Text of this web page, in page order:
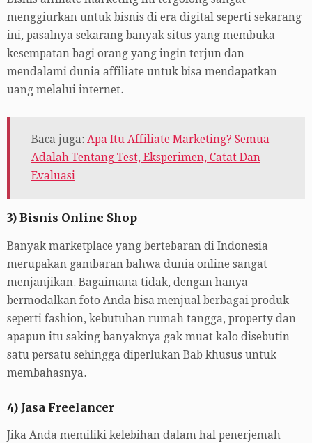
menggiurkan untuk bisnis di era digital seperti sekarang
ini, pasalnya sekarang banyak situs yang membuka
kesempatan bagi orang yang ingin terjun dan
mendalami dunia affiliate untuk bisa mendapatkan
uang melalui internet.
Baca juga: Apa Itu Affiliate Marketing? Semua
Adalah Tentang Test, Eksperimen, Catat Dan
Evaluasi
3) Bisnis Online Shop
Banyak marketplace yang bertebaran di Indonesia
merupakan gambaran bahwa dunia online sangat
menjanjikan. Bagaimana tidak, dengan hanya
bermodalkan foto Anda bisa menjual berbagai produk
seperti fashion, kebutuhan rumah tangga, property dan
apapun itu saking banyaknya gak muat kalo disebutin
satu persatu sehingga diperlukan Bab khusus untuk
membahasnya.
4) Jasa Freelancer
Jika Anda memiliki kelebihan dalam hal penerjemah